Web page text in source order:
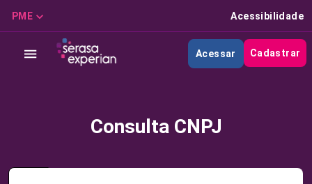
PME Acessibilidade
Acessar Cadastrar
Consulta CNPJ